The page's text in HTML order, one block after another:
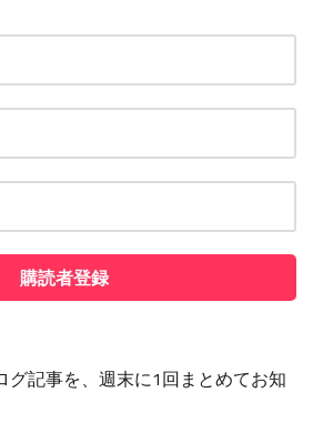
グ記事を、週末に1回まとめてお知